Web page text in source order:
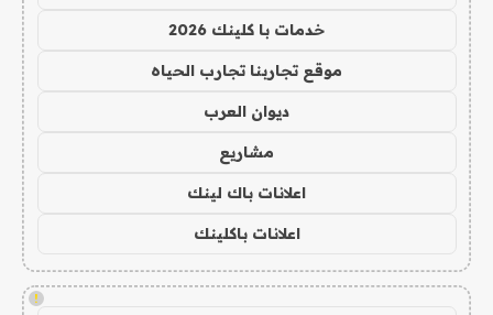
خدمات با كلينك 2026
موقع تجاربنا تجارب الحياه
ديوان العرب
مشاريع
اعلانات باك لينك
اعلانات باكلينك
!